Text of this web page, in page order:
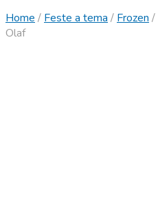
Home / Feste a tema / Frozen /
Olaf